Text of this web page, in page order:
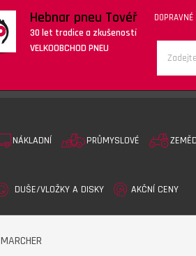
Hebnar pneu Tovéř
30 let tradice a zkušeností
VELKOOBCHOD PNEU
DOPRAVNÉ
NÁKLADNÍ PRŮMYSLOVÉ
DUŠE/VLOŽKY A DISKY AKČNÍ CENY
MARCHER